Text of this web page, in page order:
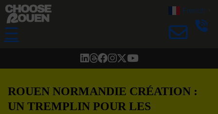
☰
French
ROUEN NORMANDIE CRÉATION :
UN TREMPLIN POUR LES